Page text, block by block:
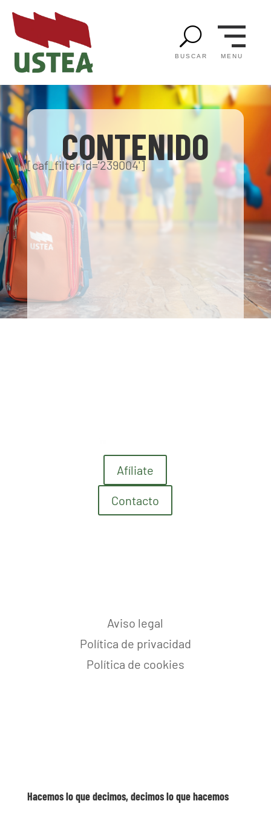
U
BUSCAR MENU
CONTENIDO
[caf_filter id='239004']
Afíliate
Contacto
Aviso legal
Política de privacidad
Política de cookies
Hacemos lo que decimos, decimos lo que hacemos